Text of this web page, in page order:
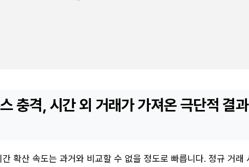
충격, 시간 외 거래가 가져온 극단적 결과
확산 속도는 과거와 비교할 수 없을 정도로 빠릅니다. 정규 거래